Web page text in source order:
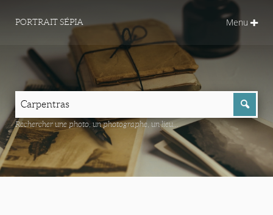
PORTRAIT SÉPIA Menu
Rechercher une photo, un photographe, un lieu...